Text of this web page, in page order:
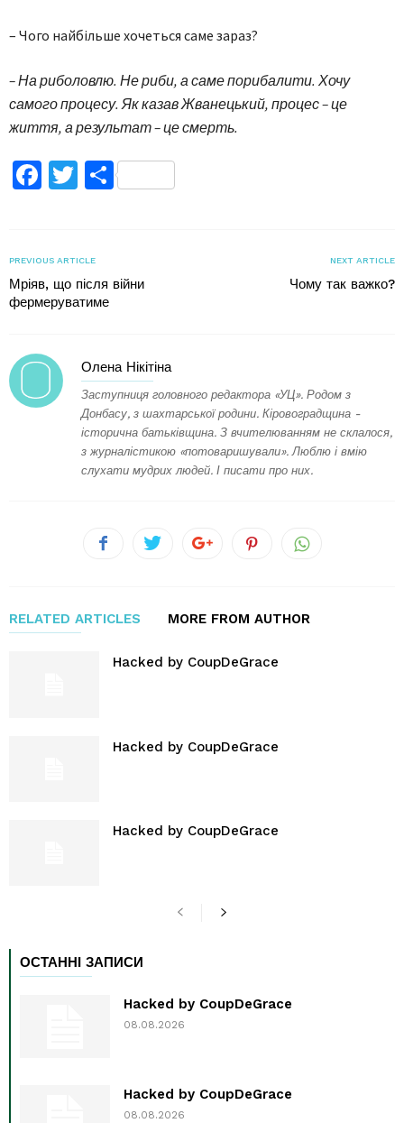
– Чого найбільше хочеться саме зараз?
– На риболовлю. Не риби, а саме порибалити. Хочу
самого процесу. Як казав Жванецький, процес – це
життя, а результат – це смерть.
Facebook
TwitterПоділитися
PREVIOUS ARTICLE
Мріяв, що після війни
фермеруватиме
NEXT ARTICLE
Чому так важко?
Олена Нікітіна
Заступниця головного редактора «УЦ». Родом з
Донбасу, з шахтарської родини. Кіровоградщина -
історична батьківщина. З вчителюванням не склалося,
з журналістикою «потоваришували». Люблю і вмію
слухати мудрих людей. І писати про них.
RELATED ARTICLES MORE FROM AUTHOR
Hacked by CoupDeGrace
Hacked by CoupDeGrace
Hacked by CoupDeGrace
ОСТАННІ ЗАПИСИ
Hacked by CoupDeGrace
08.08.2026
Hacked by CoupDeGrace
08.08.2026